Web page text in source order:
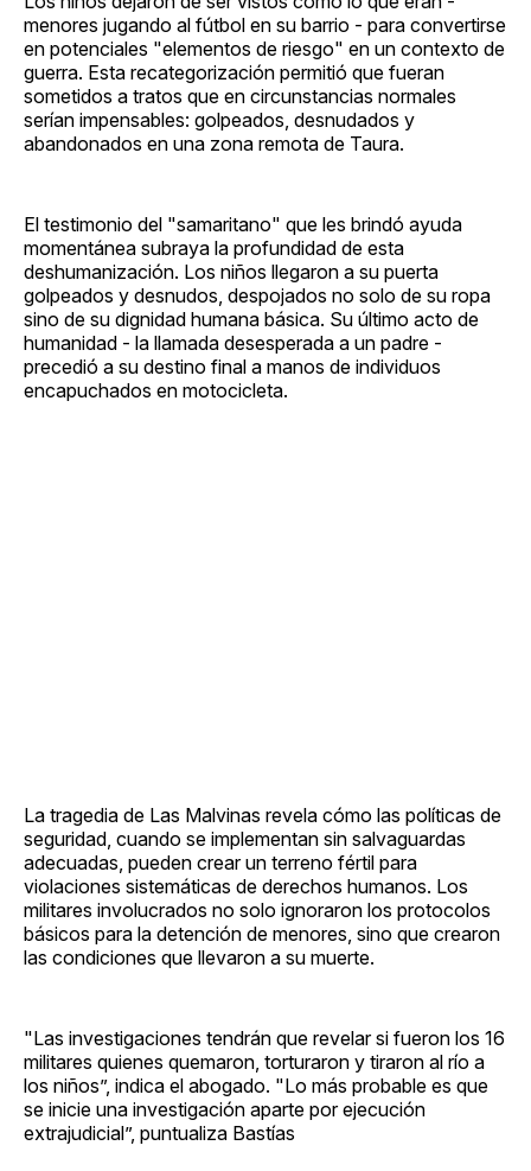
menores jugando al fútbol en su barrio - para convertirse
en potenciales "elementos de riesgo" en un contexto de
guerra. Esta recategorización permitió que fueran
sometidos a tratos que en circunstancias normales
serían impensables: golpeados, desnudados y
abandonados en una zona remota de Taura.
El testimonio del "samaritano" que les brindó ayuda
momentánea subraya la profundidad de esta
deshumanización. Los niños llegaron a su puerta
golpeados y desnudos, despojados no solo de su ropa
sino de su dignidad humana básica. Su último acto de
humanidad - la llamada desesperada a un padre -
precedió a su destino final a manos de individuos
encapuchados en motocicleta.
La tragedia de Las Malvinas revela cómo las políticas de
seguridad, cuando se implementan sin salvaguardas
adecuadas, pueden crear un terreno fértil para
violaciones sistemáticas de derechos humanos. Los
militares involucrados no solo ignoraron los protocolos
básicos para la detención de menores, sino que crearon
las condiciones que llevaron a su muerte.
"Las investigaciones tendrán que revelar si fueron los 16
militares quienes quemaron, torturaron y tiraron al río a
los niños”, indica el abogado. "Lo más probable es que
se inicie una investigación aparte por ejecución
extrajudicial”, puntualiza Bastías